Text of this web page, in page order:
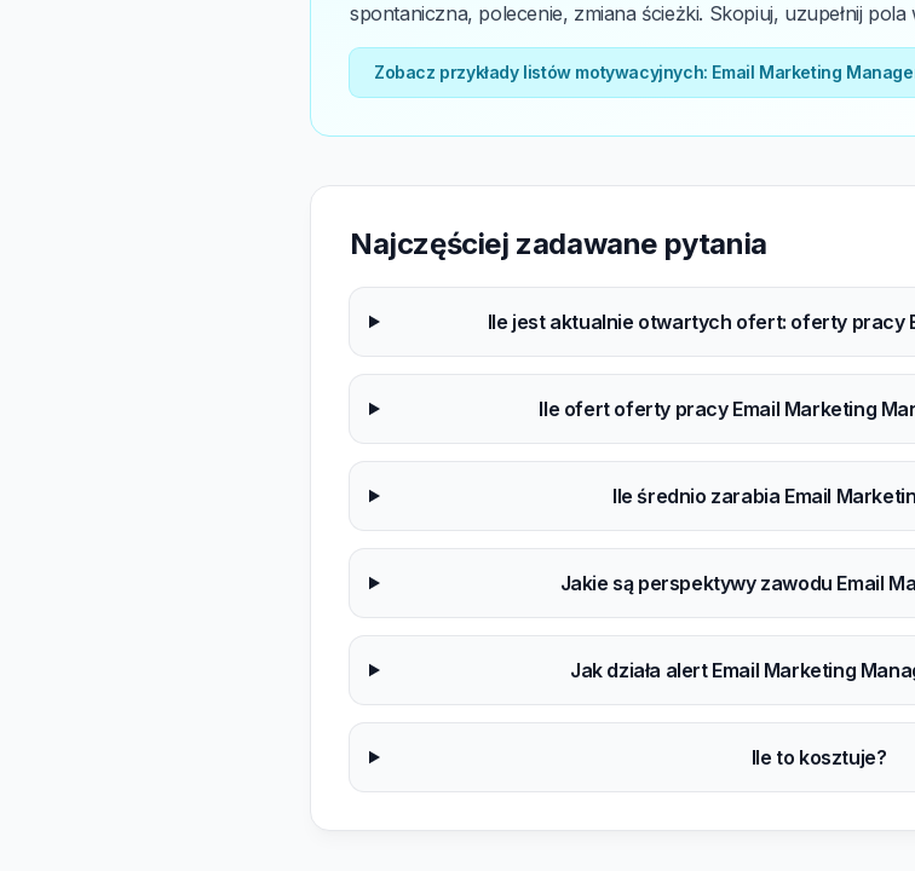
spontaniczna, polecenie, zmiana ścieżki. Skopiuj, uzupełnij pola
Zobacz przykłady listów motywacyjnych: Email Marketing
Najczęściej zadawane pytania
Ile jest aktualnie otwartych ofert: oferty pracy
Ile ofert oferty pracy Email Marketing
Ile średnio zarabia Email
Jakie są perspektywy zawodu Email
Jak działa alert Email Marketing
Ile to kosztuje?